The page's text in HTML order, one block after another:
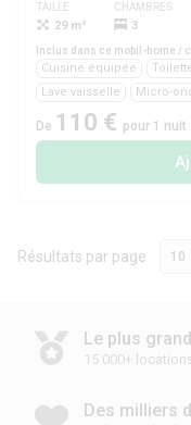
TAILLE
29 m²
CHAMBRES
3
Inclus dans ce mobil-home /
Cuisine équipée
Lave vaisselle
Micro-
De 110 € pour 1 nuit
Résultats par page 10
Le plus
15 000+
Des milliers